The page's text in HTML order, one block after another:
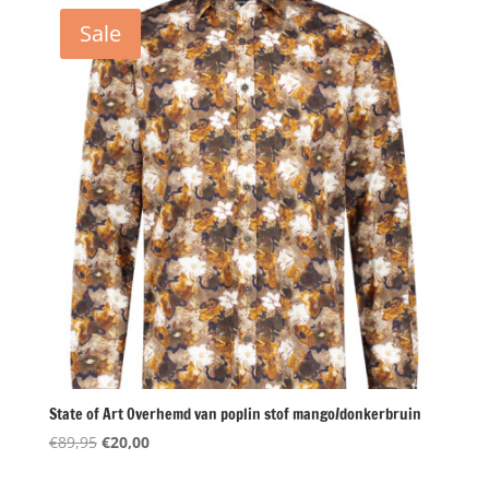
€89,95.€20,00.
Sale
State of Art Overhemd van poplin stof mango/donkerbruin
€89,95 Oorspronkelijke
€20,00Huidige